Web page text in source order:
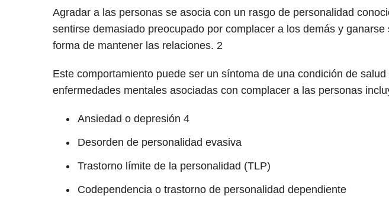
Agradar a las personas se asocia con un rasgo de personalidad
sentirse demasiado preocupado por complacer a los demás y
forma de mantener las relaciones. 2
Este comportamiento puede ser un síntoma de una condición de
enfermedades mentales asociadas con complacer a las personas
Ansiedad o depresión 4
Desorden de personalidad evasiva
Trastorno límite de la personalidad (TLP)
Codependencia o trastorno de personalidad dependiente